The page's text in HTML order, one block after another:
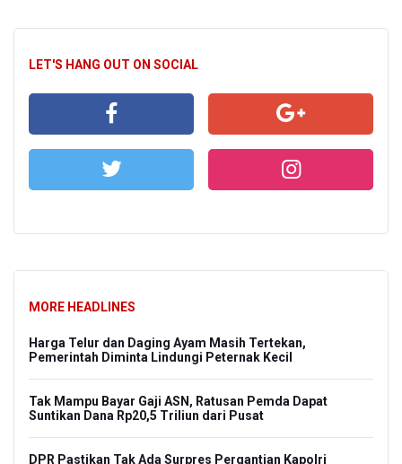
LET'S HANG OUT ON SOCIAL
MORE HEADLINES
Harga Telur dan Daging Ayam Masih Tertekan,
Pemerintah Diminta Lindungi Peternak Kecil
Tak Mampu Bayar Gaji ASN, Ratusan Pemda Dapat
Suntikan Dana Rp20,5 Triliun dari Pusat
DPR Pastikan Tak Ada Surpres Pergantian Kapolri